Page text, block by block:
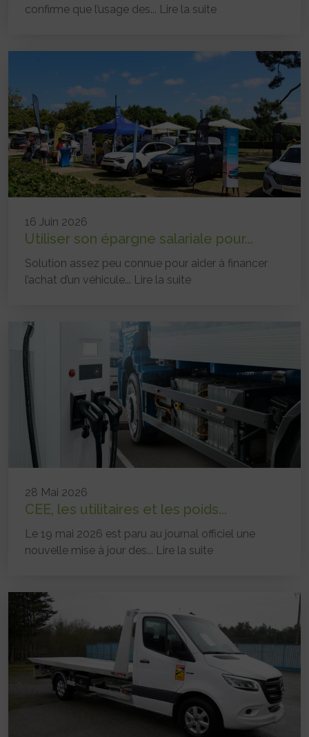
confirme que l’usage des... Lire la suite
16 Juin 2026
Utiliser son épargne salariale pour...
Solution assez peu connue pour aider à financer
l’achat d’un véhicule... Lire la suite
28 Mai 2026
CEE, les utilitaires et les poids...
Le 19 mai 2026 est paru au journal officiel une
nouvelle mise à jour des... Lire la suite